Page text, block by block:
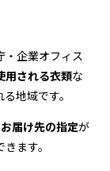
・企業オフィス
用される衣類な
地域です。
届け先の指定が
ます。